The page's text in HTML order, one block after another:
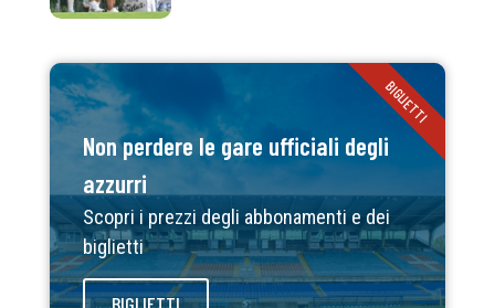
Non perdere le gare ufficiali degli
azzurri
Scopri i prezzi degli abbonamenti e dei
biglietti
BIGLIETTI